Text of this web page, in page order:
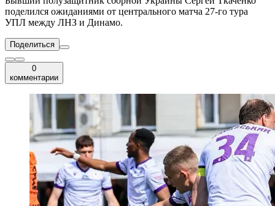
поделился ожиданиями от центрального матча 27-го тура
УПЛ между ЛНЗ и Динамо.
Поделиться
0
комментарии